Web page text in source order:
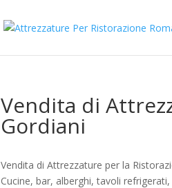
Vendita di
Gordiani
Vendita di Attrezzature per la
Cucine, bar, alberghi, tavoli